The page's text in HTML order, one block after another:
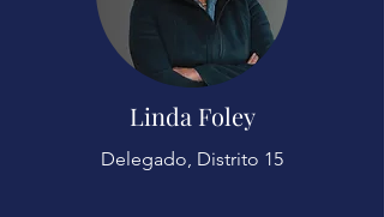
Linda Foley
Delegado, Distrito 15